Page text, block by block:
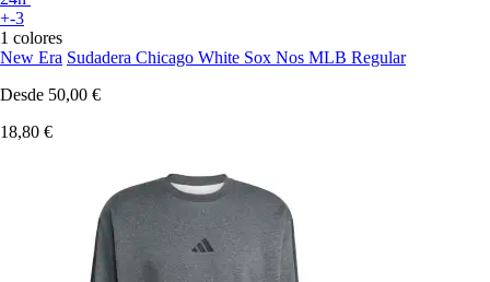
+-3
1 colores
New Era Sudadera Chicago White Sox Nos MLB Regular
Desde 50,00 €
18,80 €